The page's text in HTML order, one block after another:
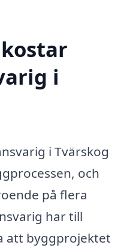
i
i Tvärskog
och
på flera
har till
att byggprojektet